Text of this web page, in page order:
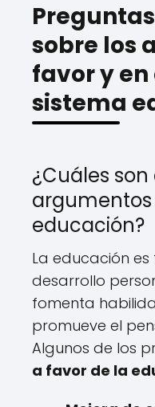
sobre los
favor y
sistema
¿Cuáles
educación?
La educación
desarrollo
fomenta
promueve el
Algunos de los
a favor de la